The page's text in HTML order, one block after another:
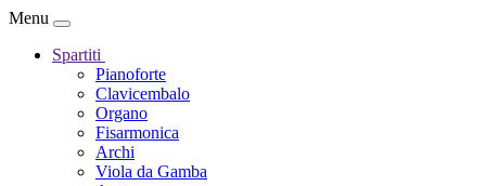
Menu
Spartiti
Pianoforte
Clavicembalo
Organo
Fisarmonica
Archi
Viola da Gamba